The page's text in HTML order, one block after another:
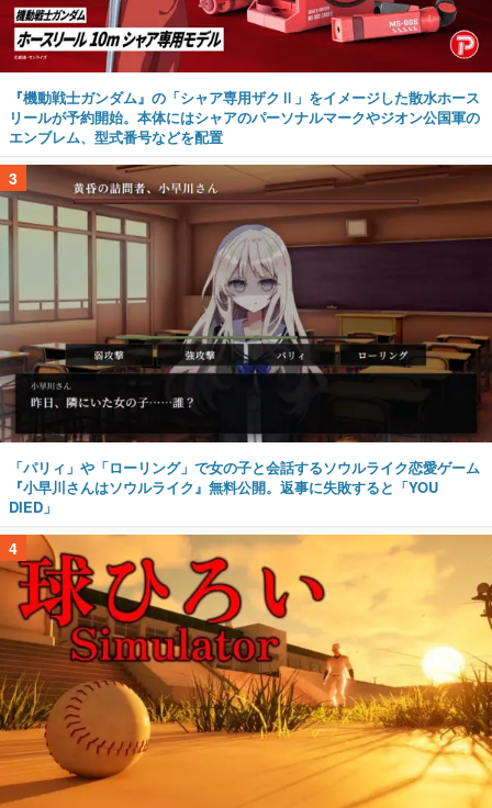
『機動戦士ガンダム』の「シャア専用ザクⅡ」をイメージした散水ホース
リールが予約開始。本体にはシャアのパーソナルマークやジオン公国軍の
エンブレム、型式番号などを配置
3
「パリィ」や「ローリング」で女の子と会話するソウルライク恋愛ゲーム
『小早川さんはソウルライク』無料公開。返事に失敗すると「YOU
DIED」
4